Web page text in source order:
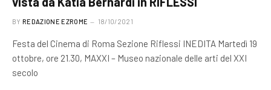
BY REDAZIONE EZROME 18/10/2021
Festa del Cinema di Roma Sezione Riflessi INEDITA Martedì 19
ottobre, ore 21.30, MAXXI – Museo nazionale delle arti del XXI
secolo